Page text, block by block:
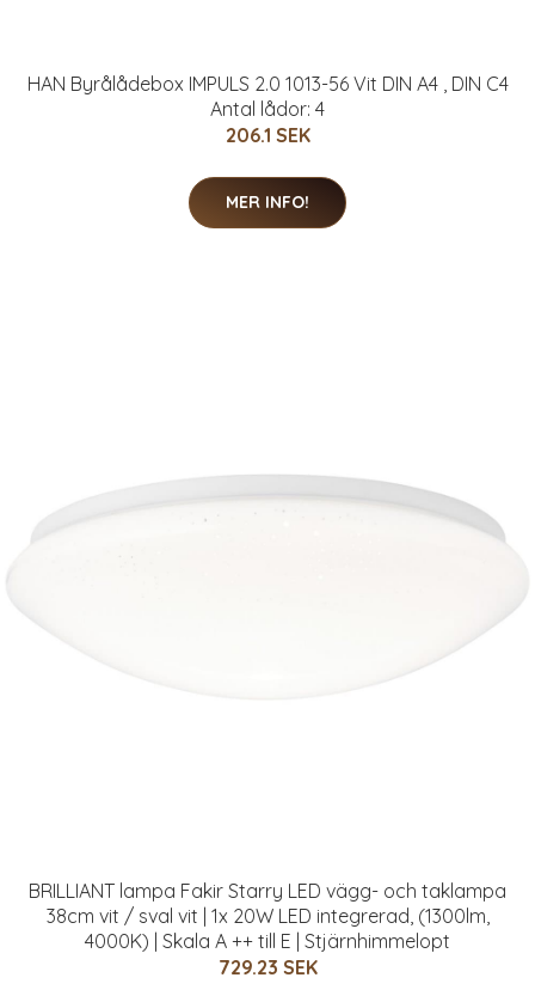
HAN Byrålådebox IMPULS 2.0 1013-56 Vit DIN A4 , DIN C4
Antal lådor: 4
206.1 SEK
MER INFO!
BRILLIANT lampa Fakir Starry LED vägg- och taklampa
38cm vit / sval vit | 1x 20W LED integrerad, (1300lm,
4000K) | Skala A ++ till E | Stjärnhimmelopt
729.23 SEK